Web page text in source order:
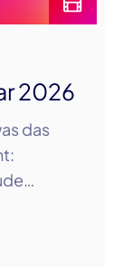
2026
das